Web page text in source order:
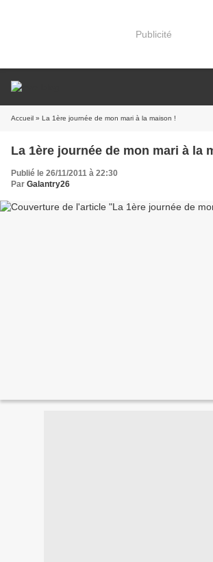
Publicité
Accueil » La 1ère journée de mon mari à la maison !
La 1ère journée de mon mari à la
Publié le 26/11/2011 à 22:30
Par Galantry26